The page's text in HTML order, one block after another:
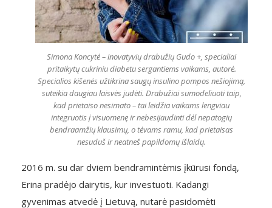
Simona Koncytė – inovatyvių drabužių Gudo +, specialiai
pritaikytų cukriniu diabetu sergantiems vaikams, autorė.
Specialios kišenės užtikrina saugų insulino pompos nešiojimą,
suteikia daugiau laisvės judėti. Drabužiai sumodeliuoti taip,
kad prietaiso nesimato – tai leidžia vaikams lengviau
integruotis į visuomenę ir nebesijaudinti dėl nepatogių
bendraamžių klausimų, o tėvams ramu, kad prietaisas
nesuduš ir neatneš papildomų išlaidų.
2016 m. su dar dviem bendramintėmis įkūrusi fondą,
Erina pradėjo dairytis, kur investuoti. Kadangi
gyvenimas atvedė į Lietuvą, nutarė pasidomėti